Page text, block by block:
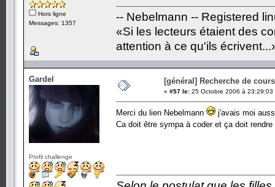
Hors ligne
Messages: 1357
-- Nebelmann -- Registered
«Si les lecteurs étaient des
attention à ce qu'ils
Gardel
Profil challenge
[général] Recherche de
« #57 le: 25 Octobre 2006 à 23:29:03
Merci du lien Nebelmann
j'avais moi
Ca doit être sympa à coder et ça doit